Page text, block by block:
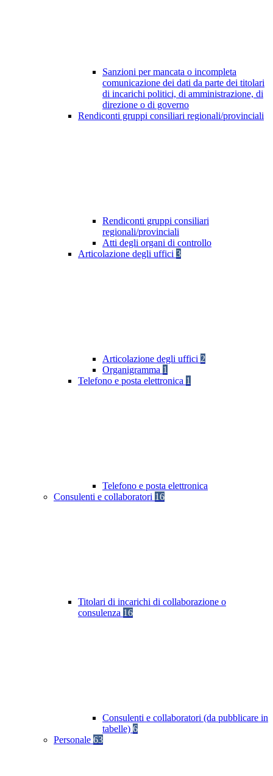
Sanzioni per mancata o incompleta
comunicazione dei dati da parte dei titolari
di incarichi politici, di amministrazione, di
direzione o di governo
Rendiconti gruppi consiliari regionali/provinciali
Rendiconti gruppi consiliari
regionali/provinciali
Atti degli organi di controllo
Articolazione degli uffici 3
Articolazione degli uffici 2
Organigramma 1
Telefono e posta elettronica 1
Telefono e posta elettronica
Consulenti e collaboratori 16
Titolari di incarichi di collaborazione o
consulenza 16
Consulenti e collaboratori (da pubblicare in
tabelle) 6
Personale 63